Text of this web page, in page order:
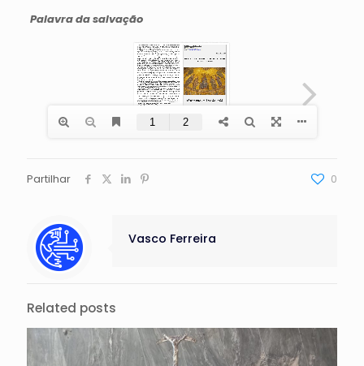
Palavra da salvação
Partilhar 0
Vasco Ferreira
Related posts